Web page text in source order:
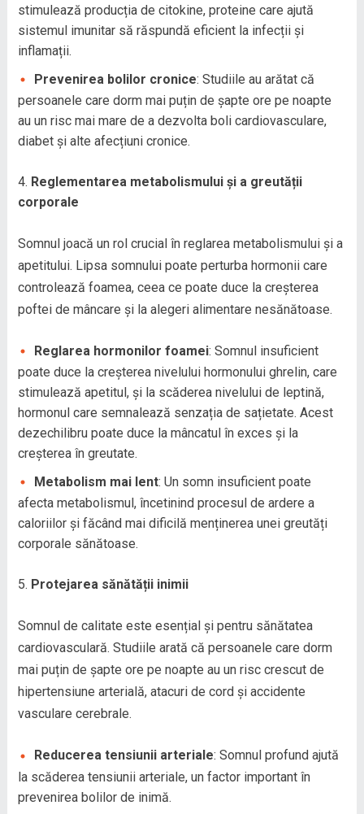
stimulează producția de citokine, proteine care ajută
sistemul imunitar să răspundă eficient la infecții și
inflamații.
Prevenirea bolilor cronice: Studiile au arătat că
persoanele care dorm mai puțin de șapte ore pe noapte
au un risc mai mare de a dezvolta boli cardiovasculare,
diabet și alte afecțiuni cronice.
Reglementarea metabolismului și a greutății
corporale
Somnul joacă un rol crucial în reglarea metabolismului și a
apetitului. Lipsa somnului poate perturba hormonii care
controlează foamea, ceea ce poate duce la creșterea
poftei de mâncare și la alegeri alimentare nesănătoase.
Reglarea hormonilor foamei: Somnul insuficient
poate duce la creșterea nivelului hormonului ghrelin, care
stimulează apetitul, și la scăderea nivelului de leptină,
hormonul care semnalează senzația de sațietate. Acest
dezechilibru poate duce la mâncatul în exces și la
creșterea în greutate.
Metabolism mai lent: Un somn insuficient poate
afecta metabolismul, încetinind procesul de ardere a
caloriilor și făcând mai dificilă menținerea unei greutăți
corporale sănătoase.
Protejarea sănătății inimii
Somnul de calitate este esențial și pentru sănătatea
cardiovasculară. Studiile arată că persoanele care dorm
mai puțin de șapte ore pe noapte au un risc crescut de
hipertensiune arterială, atacuri de cord și accidente
vasculare cerebrale.
Reducerea tensiunii arteriale: Somnul profund ajută
la scăderea tensiunii arteriale, un factor important în
prevenirea bolilor de inimă.